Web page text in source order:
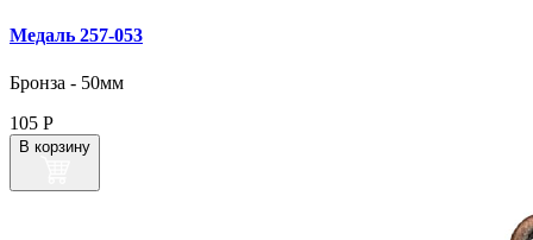
Медаль 257‑053
Бронза - 50мм
105 Р
В корзину